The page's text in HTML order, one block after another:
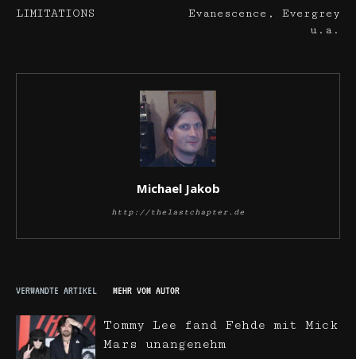
LIMITATIONS
Evanescence, Evergrey
u.a.
Michael Jakob
http://thelastchapter.de
VERWANDTE ARTIKEL MEHR VOM AUTOR
Tommy Lee fand Fehde mit Mick
Mars unangenehm